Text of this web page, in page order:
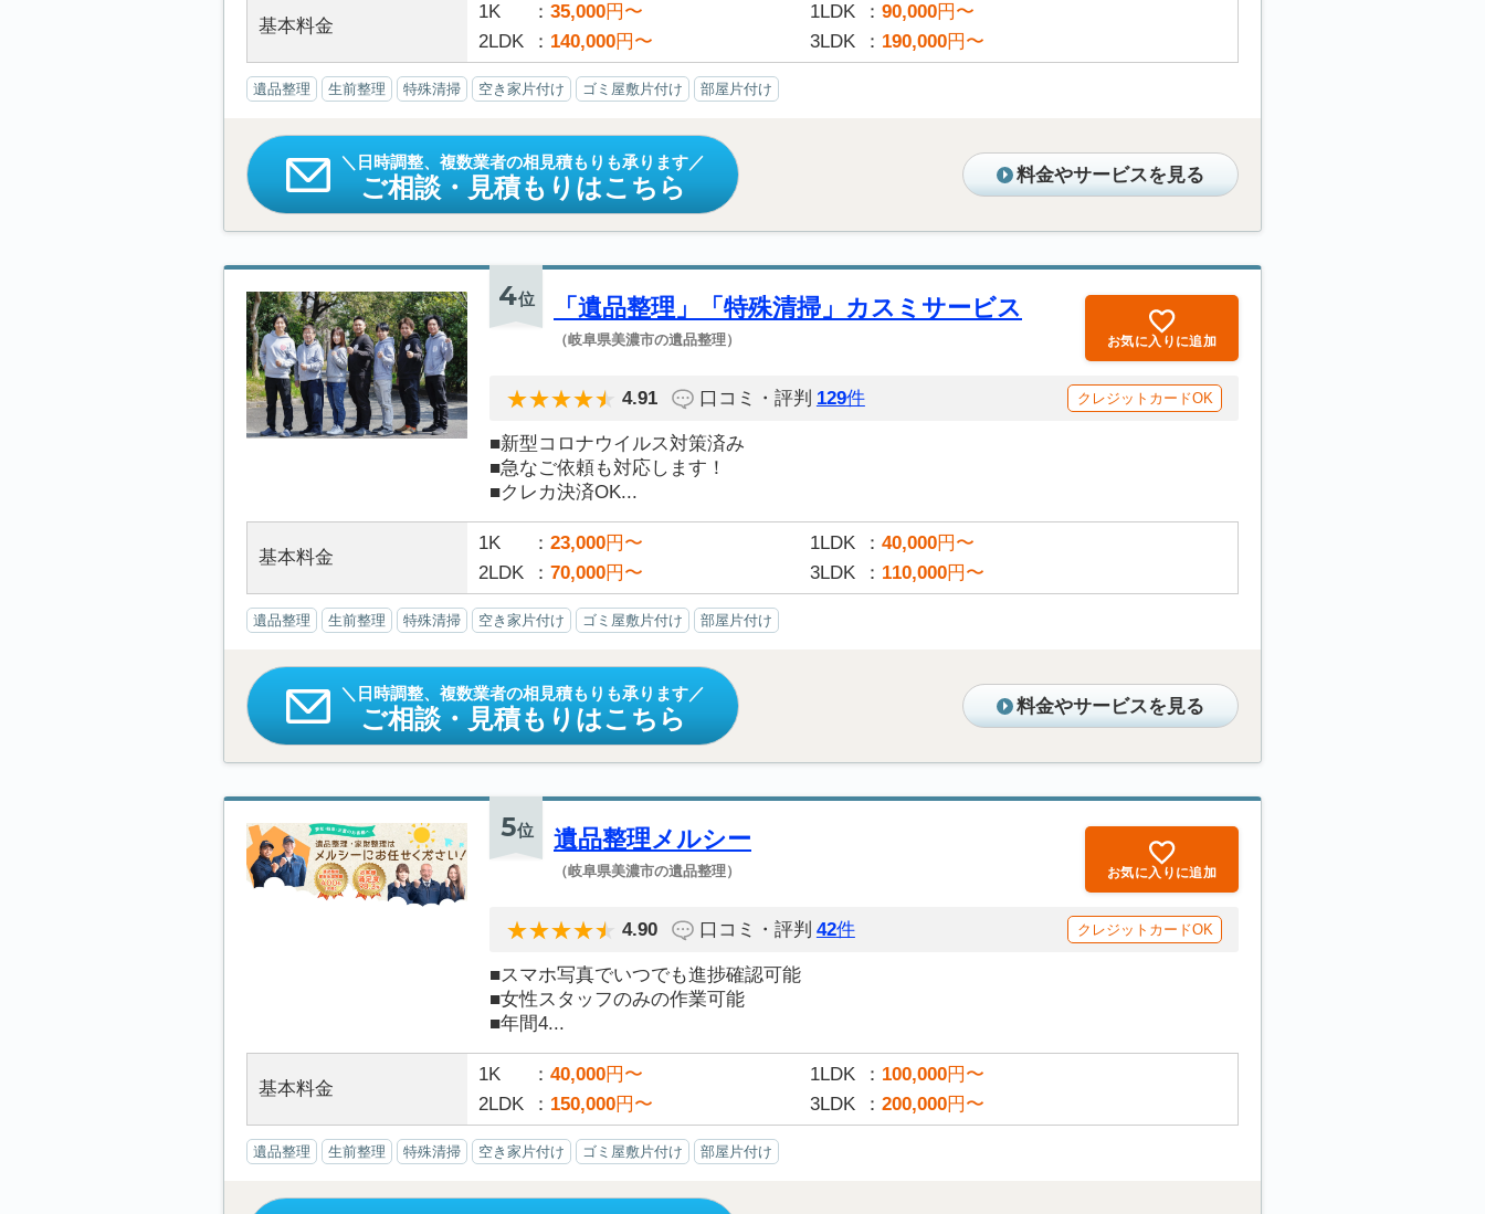
基本料金
1K 35,000円〜 1LDK 90,000円〜
2LDK
140,000円〜 3LDK 190,000円〜
遺品整理 生前整理 特殊清掃 空き家片付け ゴミ屋敷片付け 部屋片付け
日時調整、複数業者の相見積もりも承ります
ご相談・見積もりはこちら 料金やサービスを見る
4位 「遺品整理」「特殊清掃」カスミサービス
（岐阜県美濃市の遺品整理） お気に入りに追加
4.91 口コミ・評判 129件 クレジットカードOK
■新型コロナウイルス対策済み
■急なご依頼も対応します！
■クレカ決済OK...
基本料金
1K 23,000円〜 1LDK 40,000円〜
2LDK
70,000円〜 3LDK 110,000円〜
遺品整理 生前整理 特殊清掃 空き家片付け ゴミ屋敷片付け 部屋片付け
日時調整、複数業者の相見積もりも承ります
ご相談・見積もりはこちら 料金やサービスを見る
5位 遺品整理メルシー
（岐阜県美濃市の遺品整理） お気に入りに追加
4.90 口コミ・評判 42件 クレジットカードOK
■スマホ写真でいつでも進捗確認可能
■女性スタッフのみの作業可能
■年間4...
基本料金
1K 40,000円〜 1LDK 100,000円〜
2LDK
150,000円〜 3LDK 200,000円〜
遺品整理 生前整理 特殊清掃 空き家片付け ゴミ屋敷片付け 部屋片付け